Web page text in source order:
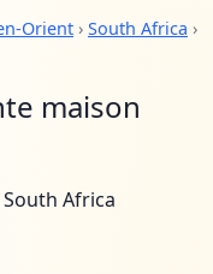
Orient › South Africa ›
maison
South Africa